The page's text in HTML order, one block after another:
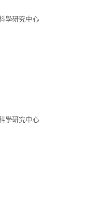
學研究中心
學研究中心